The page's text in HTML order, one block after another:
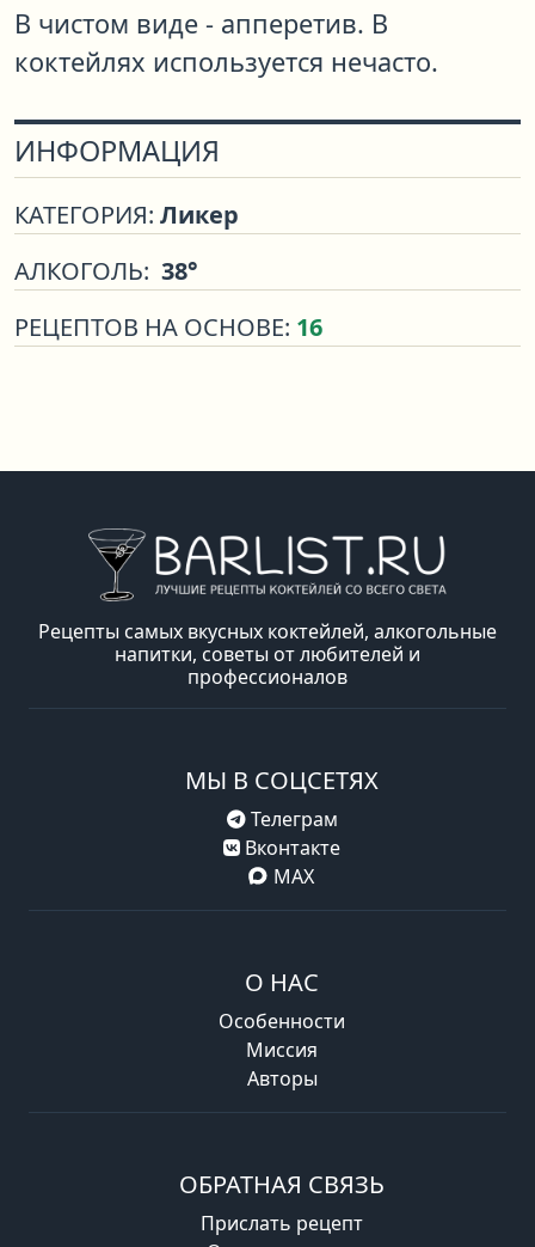
В чистом виде - апперетив. В
коктейлях используется нечасто.
ИНФОРМАЦИЯ
КАТЕГОРИЯ: Ликер
АЛКОГОЛЬ: 38°
РЕЦЕПТОВ НА ОСНОВЕ: 16
Рецепты самых вкусных коктейлей, алкогольные
напитки, советы от любителей и
профессионалов
МЫ В СОЦСЕТЯХ
Телеграм
Вконтакте
MAX
О НАС
Особенности
Миссия
Авторы
ОБРАТНАЯ СВЯЗЬ
Прислать рецепт